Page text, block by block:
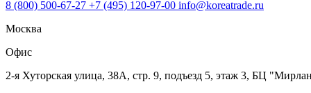
8 (800) 500-67-27 +7 (495) 120-97-00 info@koreatrade.ru
Москва
Офис
2-я Хуторская улица, 38А, стр. 9, подъезд 5, этаж 3, БЦ